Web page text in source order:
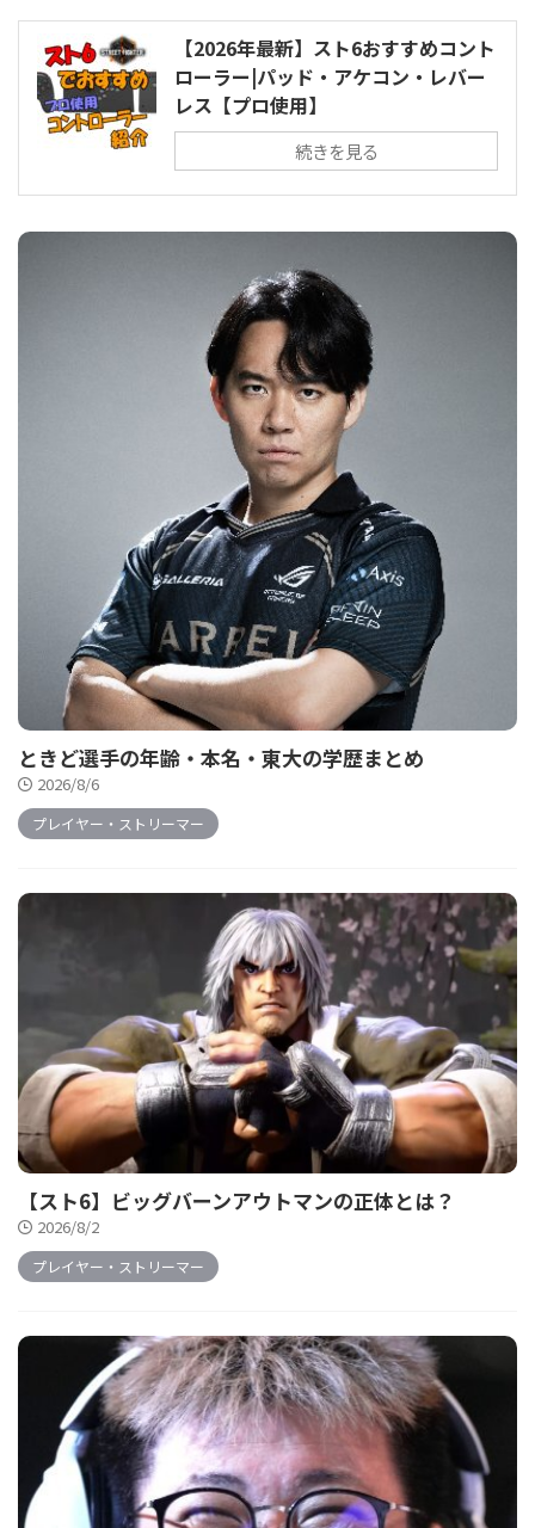
【2026年最新】スト6おすすめコント
ローラー|パッド・アケコン・レバー
レス【プロ使用】
続きを見る
ときど選手の年齢・本名・東大の学歴まとめ
2026/8/6
プレイヤー・ストリーマー
【スト6】ビッグバーンアウトマンの正体とは？
2026/8/2
プレイヤー・ストリーマー